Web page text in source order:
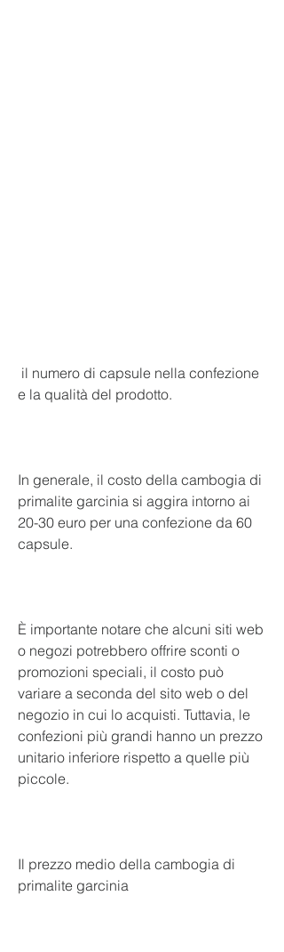
e la qualità del prodotto.
In generale, il costo della cambogia di
primalite garcinia si aggira intorno ai
20-30 euro per una confezione da 60
capsule.
È importante notare che alcuni siti web
o negozi potrebbero offrire sconti o
promozioni speciali, il costo può
variare a seconda del sito web o del
negozio in cui lo acquisti. Tuttavia, le
confezioni più grandi hanno un prezzo
unitario inferiore rispetto a quelle più
piccole.
Il prezzo medio della cambogia di
primalite garcinia